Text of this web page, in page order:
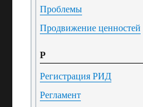
Проблемы
Продвижение ценностей
Р
Регистрация РИД
Регламент